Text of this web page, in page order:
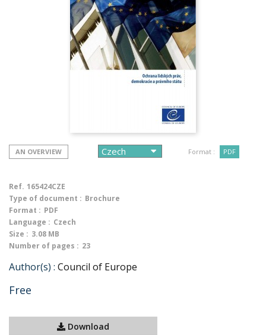
AN OVERVIEW Format : PDF
Ref. 165424CZE
Type of document : Brochure
Format : PDF
Language : Czech
Size : 3.08 MB
Number of pages : 23
Author(s) : Council of Europe
Free
Download